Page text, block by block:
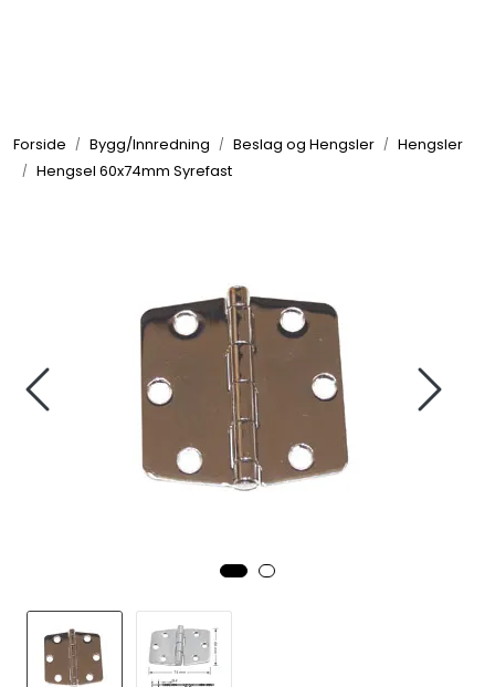
Forside Bygg/Innredning Beslag og Hengsler
Hengsler
Hengsel 60x74mm Syrefast
Elektrisk
Motor/Styring
Båtpleie/Opplag